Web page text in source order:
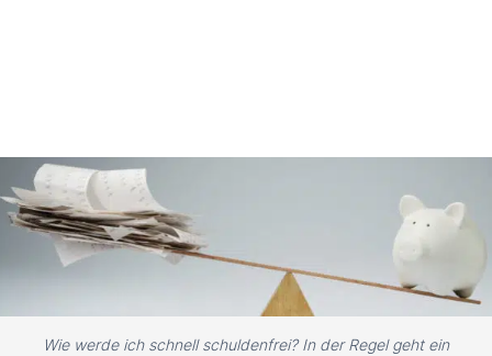
Wie werde ich schnell schuldenfrei? In der Regel geht ein